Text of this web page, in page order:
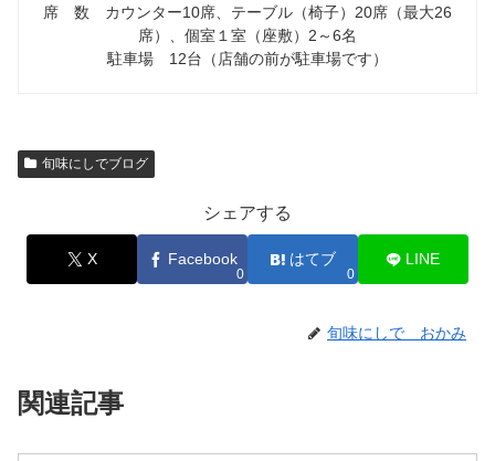
席 数 カウンター10席、テーブル（椅子）20席（最大26
席）、個室１室（座敷）2～6名
駐車場 12台（店舗の前が駐車場です）
旬味にしでブログ
シェアする
X Facebook
0
はてブ
0
LINE
旬味にしで おかみ
関連記事